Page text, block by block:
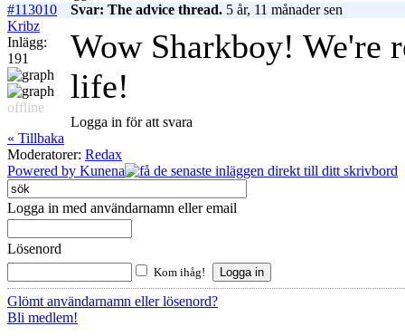
#113010
Svar: The advice thread. 5 år, 11 månader sen
Kribz
Inlägg:
191
offline
Wow Sharkboy! We're
life!
Logga in för att svara
« Tillbaka
Moderatorer: Redax
Powered by Kunena
Logga in med användarnamn eller email
Lösenord
Kom ihåg!
Glömt användarnamn eller lösenord?
Bli medlem!